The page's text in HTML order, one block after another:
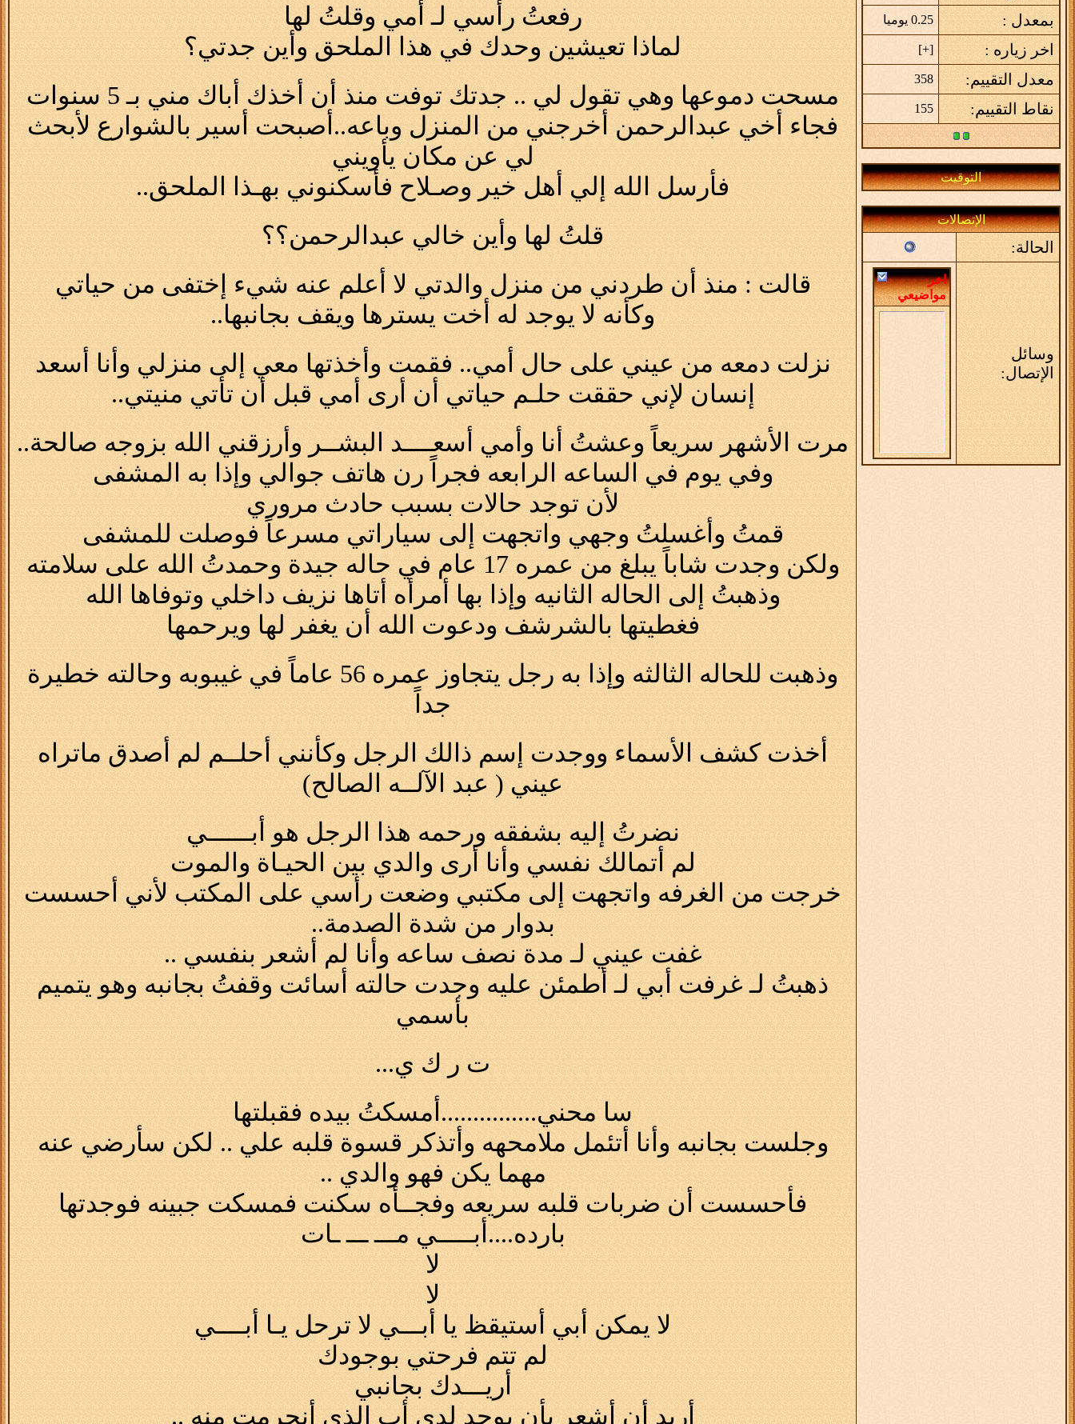
بمعدل : 0.25 يوميا
اخر زياره : [
+
]
معدل التقييم: 358
نقاط التقييم: 155
التوقيت
الإتصالات
الحالة:
وسائل
الإتصال:
اخر
مواضيعي
رفعتُ رأسي لـ أمي وقلتُ لها
لماذا تعيشين وحدك في هذا الملحق وأين جدتي؟
مسحت دموعها وهي تقول لي .. جدتك توفت منذ أن أخذك أباك مني بـ 5 سنوات
فجاء أخي عبدالرحمن أخرجني من المنزل وباعه..أصبحت أسير بالشوارع لأبحث
لي عن مكان يأويني
فأرسل الله إلي أهل خير وصـلاح فأسكنوني بهـذا الملحق..
قلتُ لها وأين خالي عبدالرحمن؟؟
قالت : منذ أن طردني من منزل والدتي لا أعلم عنه شيء إختفى من حياتي
وكأنه لا يوجد له أخت يسترها ويقف بجانبها..
نزلت دمعه من عيني على حال أمي.. فقمت وأخذتها معي إلى منزلي وأنا أسعد
إنسان لإني حققت حلـم حياتي أن أرى أمي قبل أن تأتي منيتي..
مرت الأشهر سريعاً وعشتُ أنا وأمي أسعــــد البشــر وأرزقني الله بزوجه صالحة..
وفي يوم في الساعه الرابعه فجراً رن هاتف جوالي وإذا به المشفى
لأن توجد حالات بسبب حادث مروري
قمتُ وأغسلتُ وجهي واتجهت إلى سياراتي مسرعاً فوصلت للمشفى
ولكن وجدت شاباً يبلغ من عمره 17 عام في حاله جيدة وحمدتُ الله على سلامته
وذهبتُ إلى الحاله الثانيه وإذا بها أمرأه أتاها نزيف داخلي وتوفاها الله
فغطيتها بالشرشف ودعوت الله أن يغفر لها ويرحمها
وذهبت للحاله الثالثه وإذا به رجل يتجاوز عمره 56 عاماً في غيبوبه وحالته خطيرة
جداً
أخذت كشف الأسماء ووجدت إسم ذالك الرجل وكأنني أحلــم لم أصدق ماتراه
عيني ( عبد الآلــه الصالح)
نضرتُ إليه بشفقه ورحمه هذا الرجل هو أبــــــي
لم أتمالك نفسي وأنا أرى والدي بين الحيـاة والموت
خرجت من الغرفه واتجهت إلى مكتبي وضعت رأسي على المكتب لأني أحسست
بدوار من شدة الصدمة..
غفت عيني لـ مدة نصف ساعه وأنا لم أشعر بنفسي ..
ذهبتُ لـ غرفت أبي لـ أطمئن عليه وجدت حالته أسائت وقفتُ بجانبه وهو يتميم
بأسمي
ت ر ك ي...
سا محني...............أمسكتُ بيده فقبلتها
وجلست بجانبه وأنا أتئمل ملامحهه وأتذكر قسوة قلبه علي .. لكن سأرضي عنه
مهما يكن فهو والدي ..
فأحسست أن ضربات قلبه سريعه وفجــأه سكنت فمسكت جبينه فوجدتها
بارده.... أبـــــي مـــ ـــ ـات
لا
لا
لا يمكن أبي أستيقظ يا أبـــي لا ترحل يـا أبــــي
لم تتم فرحتي بوجودك
أريـــدك بجانبي
أريد أن أشعر بأن يوجد لدي أب الذي أنحرمت منه ..